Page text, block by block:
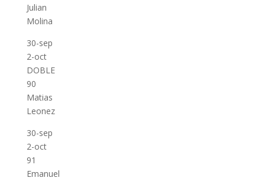
Julian
Molina
30-sep
2-oct
DOBLE
90
Matias
Leonez
30-sep
2-oct
91
Emanuel